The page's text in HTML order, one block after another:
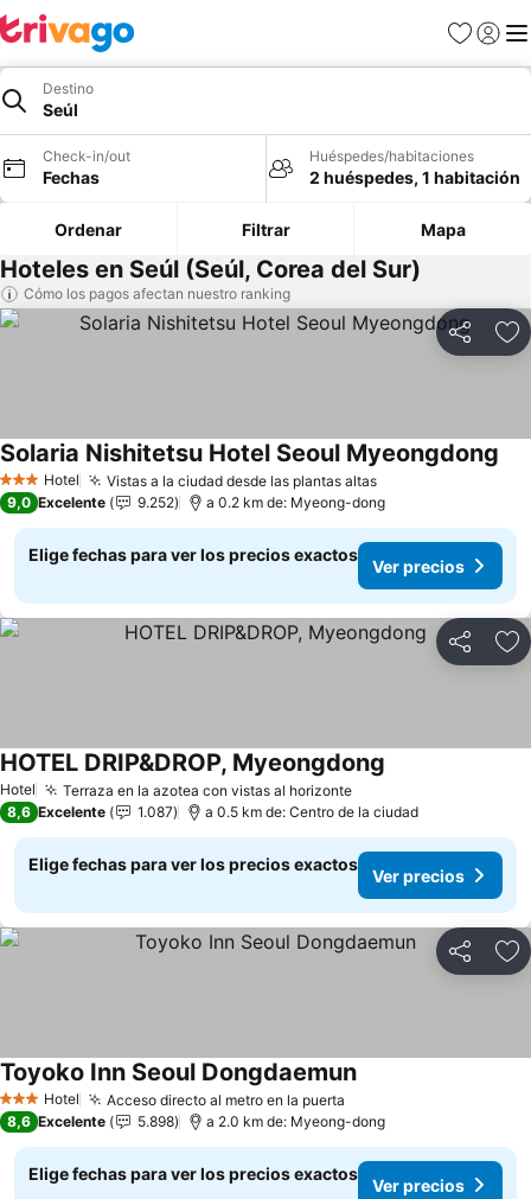
Favoritos
Iniciar
Destino
Seúl
Check-in/out
Fechas
Huéspedes/habitaciones
2 huéspedes, 1 habitación
Ordenar Filtrar Mapa
Hoteles en Seúl (Seúl, Corea del Sur)
Cómo los pagos afectan nuestro ranking
Compartir
3 Estrellas
Hotel Vistas a la ciudad desde las plantas altas
Solaria Nishitetsu Hotel Seoul Myeongdong
9,0 Excelente 9.252 a 0.2 km de: Myeong-dong
Elige fechas para ver los precios exactos
Ver precios
Compartir
Hotel Terraza en la azotea con vistas al horizonte
HOTEL DRIP&DROP, Myeongdong
8,6 Excelente 1.087 a 0.5 km de: Centro de la ciudad
Elige fechas para ver los precios exactos
Ver precios
Compartir
3 Estrellas
Hotel Acceso directo al metro en la puerta
Toyoko Inn Seoul Dongdaemun
8,6 Excelente 5.898 a 2.0 km de: Myeong-dong
Elige fechas para ver los precios exactos
Ver precios